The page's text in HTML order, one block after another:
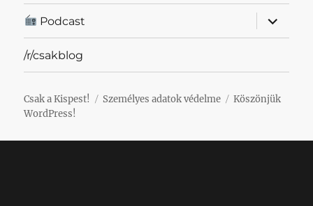
Podcast
almenü
/r/csakblog
Csak a Kispest! Személyes adatok védelme
Köszönjük
WordPress!